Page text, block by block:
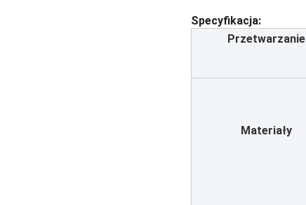
Specyfikacja:
Przetwarzanie
Materiały